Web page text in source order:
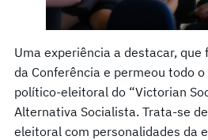
Uma experiência a destacar, que
da Conferência e permeou todo
político-eleitoral do “Victorian
Alternativa Socialista. Trata-se
eleitoral com personalidades da